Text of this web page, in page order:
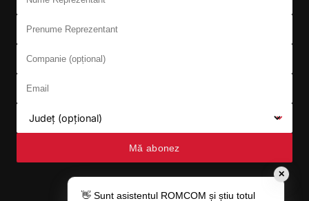
Prenume Reprezentant
Companie (opțional)
Email
Județ (opțional)
Mă abonez
✕
👋 Sunt asistentul ROMCOM și știu totul